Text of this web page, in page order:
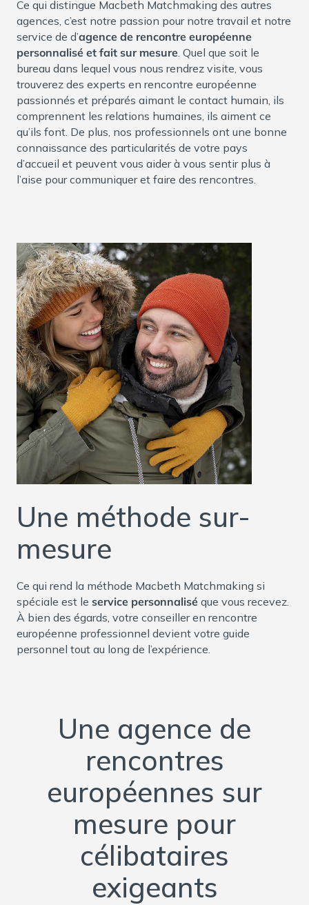
Ce qui distingue Macbeth Matchmaking des autres
agences, c’est notre passion pour notre travail et notre
service de d’agence de rencontre européenne
personnalisé et fait sur mesure. Quel que soit le
bureau dans lequel vous nous rendrez visite, vous
trouverez des experts en rencontre européenne
passionnés et préparés aimant le contact humain, ils
comprennent les relations humaines, ils aiment ce
qu’ils font. De plus, nos professionnels ont une bonne
connaissance des particularités de votre pays
d’accueil et peuvent vous aider à vous sentir plus à
l’aise pour communiquer et faire des rencontres.
Une méthode sur-
mesure
Ce qui rend la méthode Macbeth Matchmaking si
spéciale est le service personnalisé que vous recevez.
À bien des égards, votre conseiller en rencontre
européenne professionnel devient votre guide
personnel tout au long de l’expérience.
Une agence de
rencontres
européennes sur
mesure pour
célibataires
exigeants